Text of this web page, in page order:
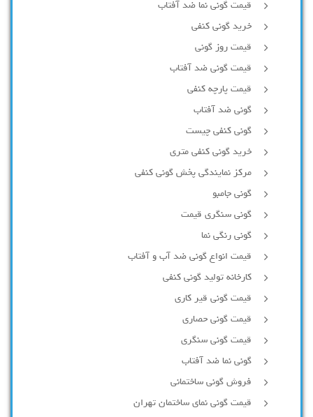
قیمت گونی نما ضد آفتاب
خرید گونی کنفی
قیمت روز گونی
قیمت گونی ضد آفتاب
قیمت پارچه کنفی
گونی ضد آفتاب
گونی کنفی چیست
خرید گونی کنفی متری
مرکز نمایندگی پخش گونی کنفی
گونی جامبو
گونی سنگری قیمت
گونی رنگی نما
قیمت انواع گونی ضد آب و آفتاب
کارخانه تولید گونی کنفی
قیمت گونی قیر کاری
قیمت گونی حصاری
قیمت گونی سنگری
گونی نما ضد آفتاب
فروش گونی ساختمانی
قیمت گونی نمای ساختمان تهران